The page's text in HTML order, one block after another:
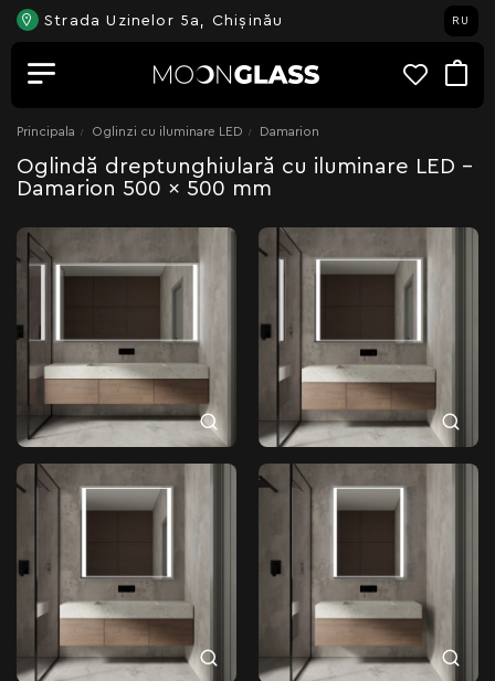
Strada Uzinelor 5a, Chișinău RU
Principala Oglinzi cu iluminare LED Damarion
Oglindă dreptunghiulară cu iluminare LED -
Damarion 500 x 500 mm